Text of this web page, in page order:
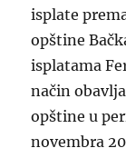
isplate
opštine
isplatama
način
opštine u
novembra